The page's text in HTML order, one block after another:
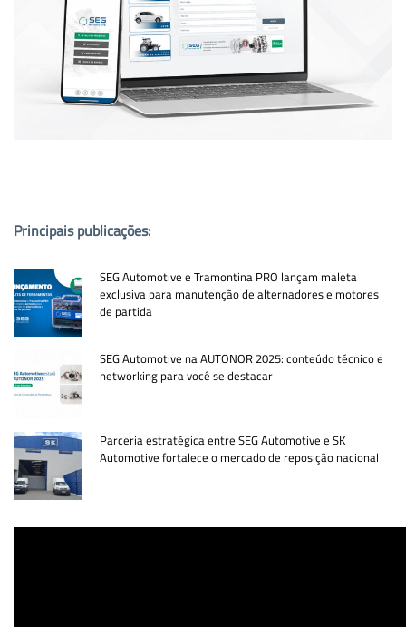
Principais publicações:
SEG Automotive e Tramontina PRO lançam maleta
exclusiva para manutenção de alternadores e motores
de partida
SEG Automotive na AUTONOR 2025: conteúdo técnico e
networking para você se destacar
Parceria estratégica entre SEG Automotive e SK
Automotive fortalece o mercado de reposição nacional